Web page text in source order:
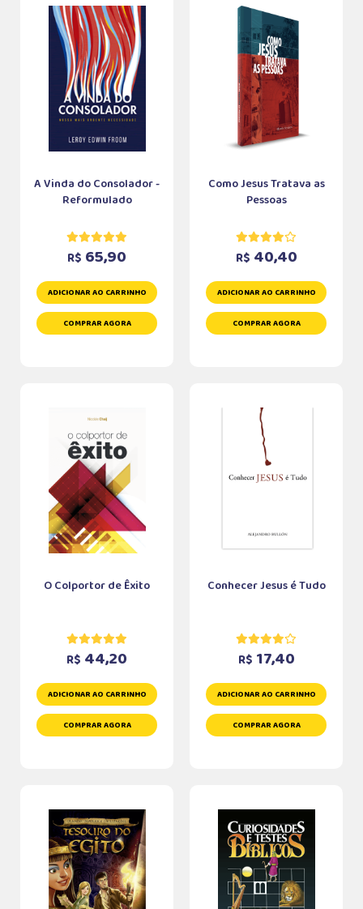
A Vinda do Consolador -
Reformulado
R$ 65,90
ADICIONAR AO CARRINHO
COMPRAR AGORA
Como Jesus Tratava as
Pessoas
R$ 40,40
ADICIONAR AO CARRINHO
COMPRAR AGORA
O Colportor de Êxito
R$ 44,20
ADICIONAR AO CARRINHO
COMPRAR AGORA
Conhecer Jesus é Tudo
R$ 17,40
ADICIONAR AO CARRINHO
COMPRAR AGORA